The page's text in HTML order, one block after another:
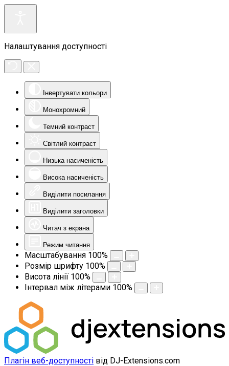
Налаштування доступності
Інвертувати кольори
Монохромний
Темний контраст
Світлий контраст
Низька насиченість
Висока насиченість
Виділити посилання
Виділити заголовки
Читач з екрана
Режим читання
Масштабування 100%
Розмір шрифту 100%
Висота лінії 100%
Інтервал між літерами 100%
Плагін веб-доступності від DJ-Extensions.com